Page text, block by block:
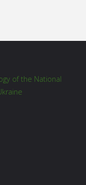
of the National